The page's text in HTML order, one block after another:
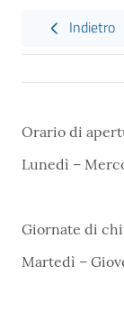
Indietro
Orario di
Lunedì –
Giornate di
Martedì –